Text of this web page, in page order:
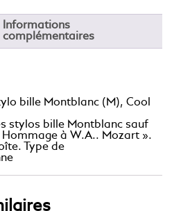
Informations
complémentaires
bille Montblanc (M), Cool
stylos bille Montblanc sauf
Hommage à W.A.. Mozart ».
Type de